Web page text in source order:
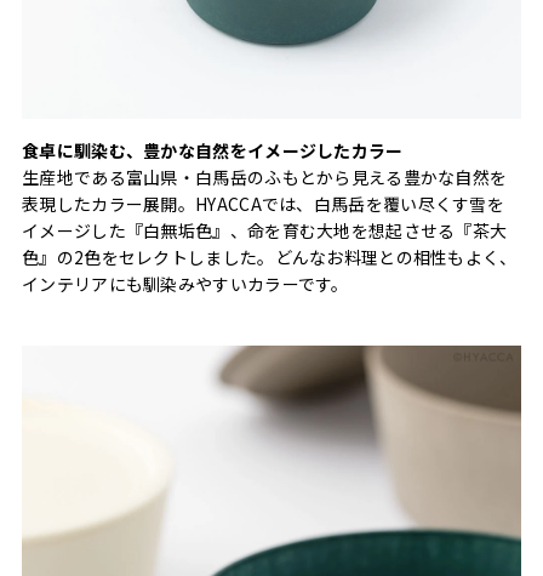
食卓に馴染む、豊かな自然をイメージしたカラー
生産地である富山県・白馬岳のふもとから見える豊かな自然を
表現したカラー展開。HYACCAでは、白馬岳を覆い尽くす雪を
イメージした『白無垢色』、命を育む大地を想起させる『茶大
色』の2色をセレクトしました。どんなお料理との相性もよく、
インテリアにも馴染みやすいカラーです。